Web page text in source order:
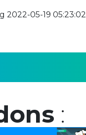
2022-05-19 05:23:02
: